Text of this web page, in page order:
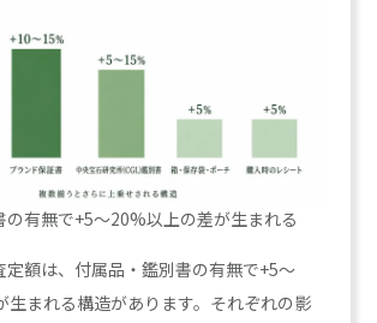
の有無で+5〜20%以上の差が生まれる
定額は、付属品・鑑別書の有無で+5〜
生まれる構造があります。それぞれの影